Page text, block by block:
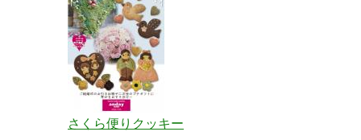
さくら便りクッキー